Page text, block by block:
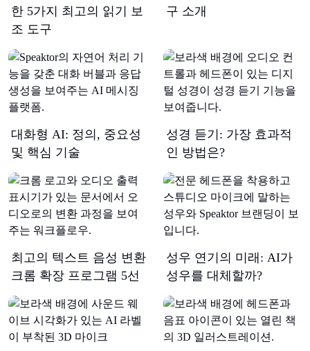
한 5가지 최고의 읽기 보
조 도구
구 소개
대화형 AI: 정의, 중요성
및 핵심 기술
성경 듣기: 가장 효과적
인 방법은?
최고의 텍스트 음성 변환
크롬 확장 프로그램 5선
성우 연기의 미래: AI가
성우를 대체할까?